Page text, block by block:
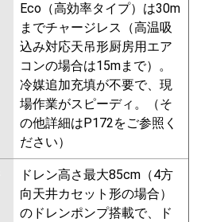
Eco（高効率タイプ）は30m
までチャージレス（高温吸
込み対応天吊形厨房用エア
コンの場合は15mまで）。
冷媒追加充填が不要で、現
場作業がスピーディ。（そ
の他詳細はP172をご参照く
ださい）
ドレン高さ最大85cm（4方
向天井カセット形の場合）
のドレンポンプ搭載で、ド